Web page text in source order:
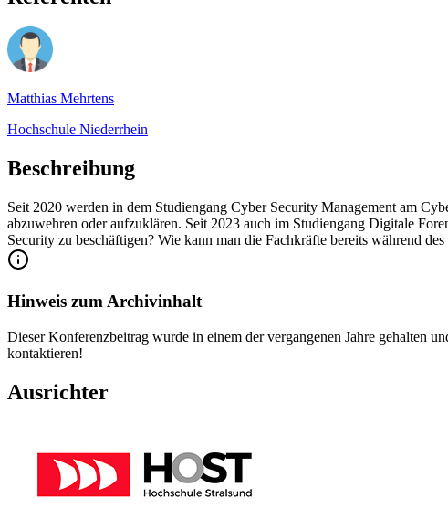
Matthias Mehrtens
Hochschule Niederrhein
Beschreibung
Seit 2020 werden in dem Studiengang Cyber Security Management am
abzuwehren oder aufzuklären. Seit 2023 auch im Studiengang Digitale
Security zu beschäftigen? Wie kann man die Fachkräfte bereits während
Hinweis zum Archivinhalt
Dieser Konferenzbeitrag wurde in einem der vergangenen Jahre gehalten
kontaktieren!
Ausrichter